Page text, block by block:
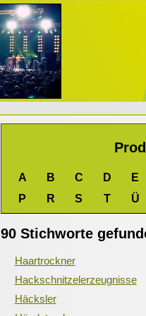
A B C D E
P
R S T Ü
90 Stichworte
Haartrockner
Hackschnitzelerzeugnisse
Häcksler